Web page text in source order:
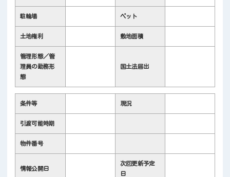
駐輪場 ペット
土地権利 敷地面積
管理形態／管
理員の勤務形
態
国土法届出
条件等 現況
引渡可能時期
物件番号
情報公開日
次回更新予定
日